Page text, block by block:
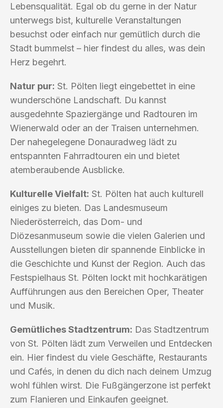
Lebensqualität. Egal ob du gerne in der Natur
unterwegs bist, kulturelle Veranstaltungen
besuchst oder einfach nur gemütlich durch die
Stadt bummelst – hier findest du alles, was dein
Herz begehrt.
Natur pur: St. Pölten liegt eingebettet in eine
wunderschöne Landschaft. Du kannst
ausgedehnte Spaziergänge und Radtouren im
Wienerwald oder an der Traisen unternehmen.
Der nahegelegene Donauradweg lädt zu
entspannten Fahrradtouren ein und bietet
atemberaubende Ausblicke.
Kulturelle Vielfalt: St. Pölten hat auch kulturell
einiges zu bieten. Das Landesmuseum
Niederösterreich, das Dom- und
Diözesanmuseum sowie die vielen Galerien und
Ausstellungen bieten dir spannende Einblicke in
die Geschichte und Kunst der Region. Auch das
Festspielhaus St. Pölten lockt mit hochkarätigen
Aufführungen aus den Bereichen Oper, Theater
und Musik.
Gemütliches Stadtzentrum: Das Stadtzentrum
von St. Pölten lädt zum Verweilen und Entdecken
ein. Hier findest du viele Geschäfte, Restaurants
und Cafés, in denen du dich nach deinem Umzug
wohl fühlen wirst. Die Fußgängerzone ist perfekt
zum Flanieren und Einkaufen geeignet.